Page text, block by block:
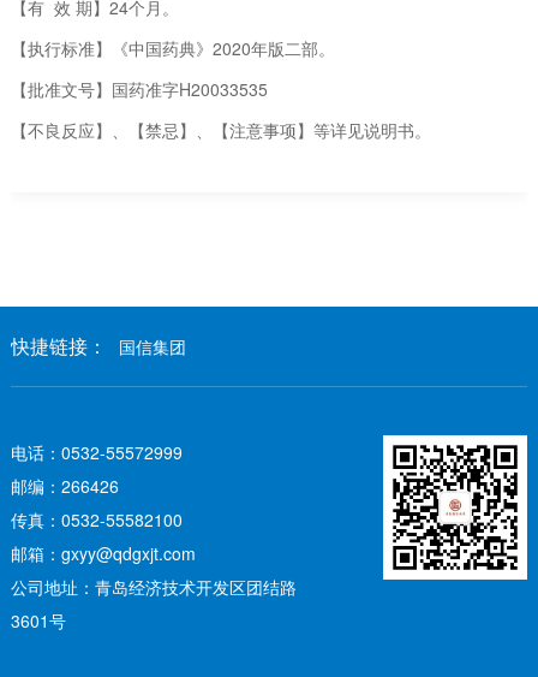
【有 效 期】24个月。
【执行标准】《中国药典》2020年版二部。
【批准文号】国药准字H20033535
【不良反应】、【禁忌】、【注意事项】等详见说明书。
快捷链接： 国信集团
电话：0532-55572999
邮编：266426
传真：0532-55582100
邮箱：gxyy@qdgxjt.com
公司地址：青岛经济技术开发区团结路
3601号